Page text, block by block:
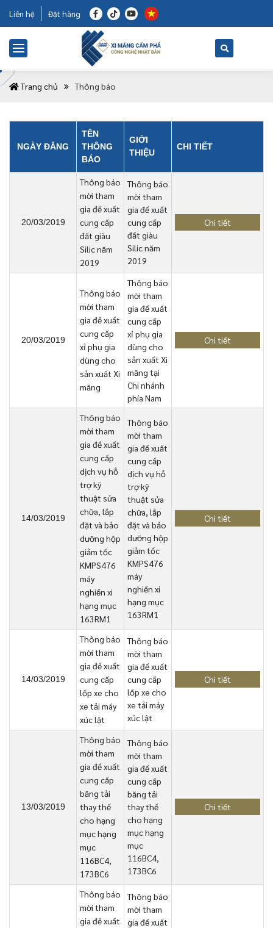
Liên hệ Đặt hàng
Trang chủ Thông báo
NGÀY ĐĂNG
TÊN
THÔNG
BÁO
GIỚI
THIỆU
CHI TIẾT
20/03/2019
Thông báo
mời tham
gia đề xuất
cung cấp
đất giàu
Silic năm
2019
Thông báo
mời tham
gia đề xuất
cung cấp
đất giàu
Silic năm
2019
Chi tiết
20/03/2019
Thông báo
mời tham
gia đề xuất
cung cấp
xỉ phụ gia
dùng cho
sản xuất Xi
măng
Thông báo
mời tham
gia đề xuất
cung cấp
xỉ phụ gia
dùng cho
sản xuất Xi
măng tại
Chi nhánh
phía Nam
Chi tiết
14/03/2019
Thông báo
mời tham
gia đề xuất
cung cấp
dịch vụ hỗ
trợ kỹ
thuật sửa
chữa, lắp
đặt và bảo
dưỡng hộp
giảm tốc
KMPS476
máy
nghiền xi
hạng mục
163RM1
Thông báo
mời tham
gia đề xuất
cung cấp
dịch vụ hỗ
trợ kỹ
thuật sửa
chữa, lắp
đặt và bảo
dưỡng hộp
giảm tốc
KMPS476
máy
nghiền xi
hạng mục
163RM1
Chi tiết
14/03/2019
Thông báo
mời tham
gia đề xuất
cung cấp
lốp xe cho
xe tải máy
xúc lật
Thông báo
mời tham
gia đề xuất
cung cấp
lốp xe cho
xe tải máy
xúc lật
Chi tiết
13/03/2019
Thông báo
mời tham
gia đề xuất
cung cấp
băng tải
thay thế
cho hạng
mục hạng
mục
116BC4,
173BC6
Thông báo
mời tham
gia đề xuất
cung cấp
băng tải
thay thế
cho hạng
mục hạng
mục
116BC4,
173BC6
Chi tiết
Thông báo
mời tham
gia đề xuất
Thông báo
mời tham
gia đề xuất